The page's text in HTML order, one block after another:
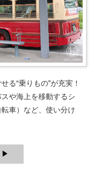
る“乗りもの”が充実！
や海上を移動するシ
車）など、使い分け